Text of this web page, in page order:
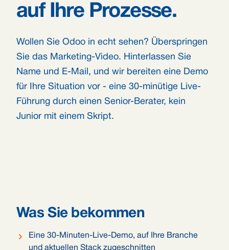
auf Ihre Prozesse.
Wollen Sie Odoo in echt sehen? Überspringen
Sie das Marketing-Video. Hinterlassen Sie
Name und E-Mail, und wir bereiten eine Demo
für Ihre Situation vor - eine 30-minütige Live-
Führung durch einen Senior-Berater, kein
Junior mit einem Skript.
Was Sie bekommen
Eine 30-Minuten-Live-Demo, auf Ihre Branche
und aktuellen Stack zugeschnitten